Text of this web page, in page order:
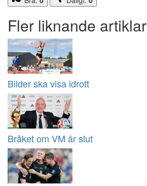
Fler liknande artiklar
Bilder ska visa idrott
Bråket om VM är slut